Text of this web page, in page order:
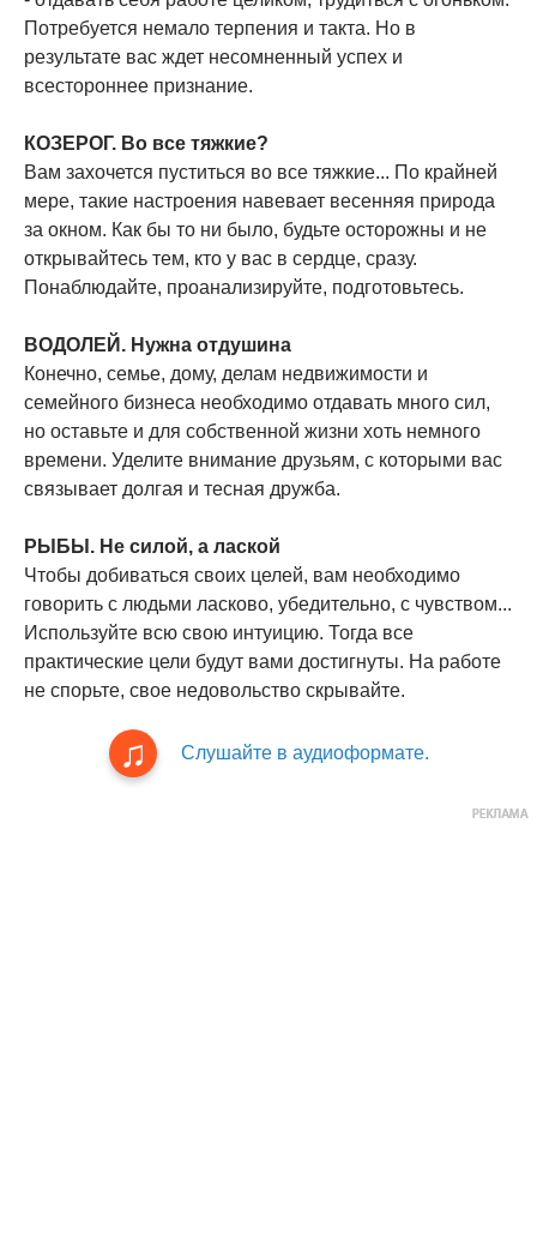
Потребуется немало терпения и такта. Но в
результате вас ждет несомненный успех и
всестороннее признание.
КОЗЕРОГ. Во все тяжкие?
Вам захочется пуститься во все тяжкие... По крайней
мере, такие настроения навевает весенняя природа
за окном. Как бы то ни было, будьте осторожны и не
открывайтесь тем, кто у вас в сердце, сразу.
Понаблюдайте, проанализируйте, подготовьтесь.
ВОДОЛЕЙ. Нужна отдушина
Конечно, семье, дому, делам недвижимости и
семейного бизнеса необходимо отдавать много сил,
но оставьте и для собственной жизни хоть немного
времени. Уделите внимание друзьям, с которыми вас
связывает долгая и тесная дружба.
РЫБЫ. Не силой, а лаской
Чтобы добиваться своих целей, вам необходимо
говорить с людьми ласково, убедительно, с чувством...
Используйте всю свою интуицию. Тогда все
практические цели будут вами достигнуты. На работе
не спорьте, свое недовольство скрывайте.
Слушайте в аудиоформате.